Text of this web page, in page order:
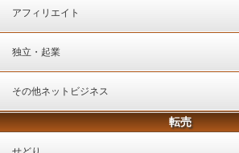
アフィリエイト
独立・起業
その他ネットビジネス
転売